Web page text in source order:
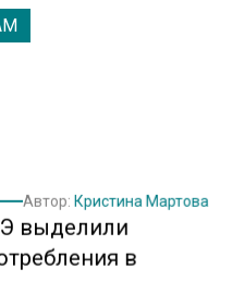
Автор: Кристина Мартова
выделили
в